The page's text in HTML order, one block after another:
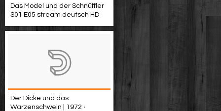
Das Model und der Schnüffler
S01 E05 stream deutsch HD
Der Dicke und das
Warzenschwein | 1972 ‧